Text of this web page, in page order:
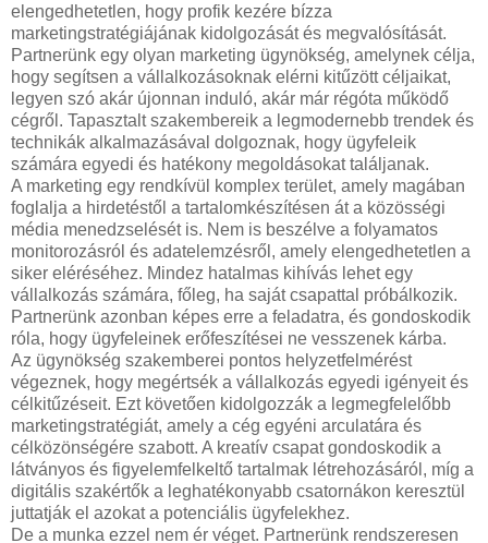
elengedhetetlen, hogy profik kezére bízza
marketingstratégiájának kidolgozását és megvalósítását.
Partnerünk egy olyan marketing ügynökség, amelynek célja,
hogy segítsen a vállalkozásoknak elérni kitűzött céljaikat,
legyen szó akár újonnan induló, akár már régóta működő
cégről. Tapasztalt szakembereik a legmodernebb trendek és
technikák alkalmazásával dolgoznak, hogy ügyfeleik
számára egyedi és hatékony megoldásokat találjanak.
A marketing egy rendkívül komplex terület, amely magában
foglalja a hirdetéstől a tartalomkészítésen át a közösségi
média menedzselését is. Nem is beszélve a folyamatos
monitorozásról és adatelemzésről, amely elengedhetetlen a
siker eléréséhez. Mindez hatalmas kihívás lehet egy
vállalkozás számára, főleg, ha saját csapattal próbálkozik.
Partnerünk azonban képes erre a feladatra, és gondoskodik
róla, hogy ügyfeleinek erőfeszítései ne vesszenek kárba.
Az ügynökség szakemberei pontos helyzetfelmérést
végeznek, hogy megértsék a vállalkozás egyedi igényeit és
célkitűzéseit. Ezt követően kidolgozzák a legmegfelelőbb
marketingstratégiát, amely a cég egyéni arculatára és
célközönségére szabott. A kreatív csapat gondoskodik a
látványos és figyelemfelkeltő tartalmak létrehozásáról, míg a
digitális szakértők a leghatékonyabb csatornákon keresztül
juttatják el azokat a potenciális ügyfelekhez.
De a munka ezzel nem ér véget. Partnerünk rendszeresen